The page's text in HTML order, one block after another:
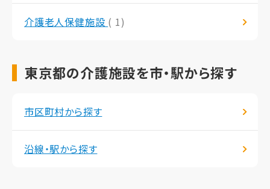
介護老人保健施設 ( 1)
東京都の介護施設を市・駅から探す
市区町村から探す
沿線・駅から探す